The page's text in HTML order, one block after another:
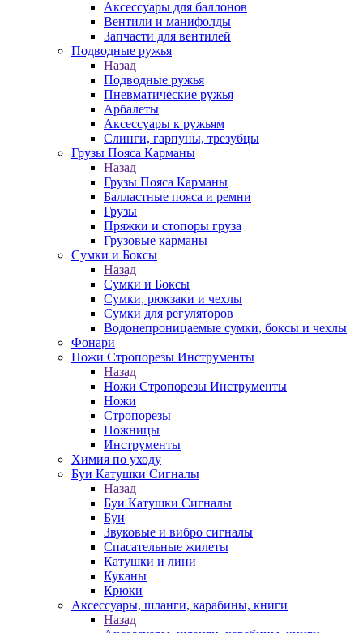
Аксессуары для баллонов
Вентили и манифолды
Запчасти для вентилей
Подводные ружья
Назад
Подводные ружья
Пневматические ружья
Арбалеты
Аксессуары к ружьям
Слинги, гарпуны, трезубцы
Грузы Пояса Карманы
Назад
Грузы Пояса Карманы
Балластные пояса и ремни
Грузы
Пряжки и стопоры груза
Грузовые карманы
Сумки и Боксы
Назад
Сумки и Боксы
Сумки, рюкзаки и чехлы
Сумки для регуляторов
Водонепроницаемые сумки, боксы и чехлы
Фонари
Ножи Стропорезы Инструменты
Назад
Ножи Стропорезы Инструменты
Ножи
Стропорезы
Ножницы
Инструменты
Химия по уходу
Буи Катушки Сигналы
Назад
Буи Катушки Сигналы
Буи
Звуковые и вибро сигналы
Спасательные жилеты
Катушки и лини
Куканы
Крюки
Аксессуары, шланги, карабины, книги
Назад